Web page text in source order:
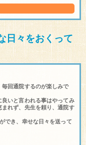
日々をおくって
回通院するのが楽しみで
いと言われる事はやってみ
れず、先生を頼り、通院す
でき、幸せな日々を送って